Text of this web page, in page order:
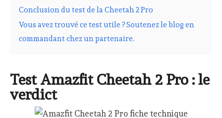
Conclusion du test de la Cheetah 2 Pro
Vous avez trouvé ce test utile ? Soutenez le blog en
commandant chez un partenaire.
Test Amazfit Cheetah 2 Pro : le
verdict